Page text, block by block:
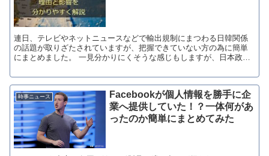
連日、テレビやネットニュースなどで輸出規制にまつわる日韓関係
の話題が取りざたされていますが、把握できていない方の為に簡単
にまとめました。 一見分かりにくそうな感じもしますが、日本政府
時事ニュース
Facebookが個人情報を勝手に企
業へ提供していた！？一体何があ
ったのか簡単にまとめてみた